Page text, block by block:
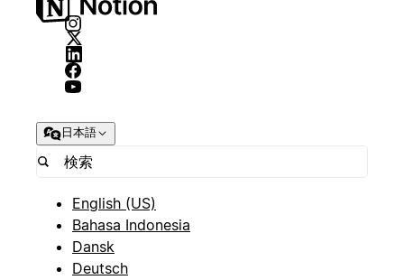
日本語
English (US)
Bahasa Indonesia
Dansk
Deutsch